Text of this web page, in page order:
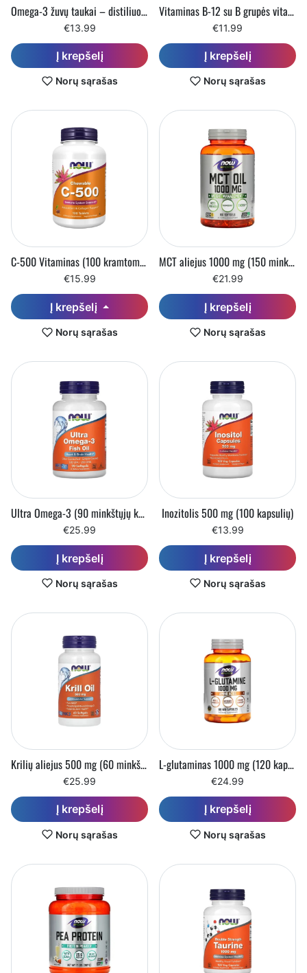
Omega-3 žuvų taukai – distiliuoti molekuliniu būdu (100 minkštųjų kapsulių)
€13.99
Į krepšelį
Norų sąrašas
Vitaminas B-12 su B grupės vitaminų kompleksu (59 ml)
€11.99
Į krepšelį
Norų sąrašas
C-500 Vitaminas (100 kramtomųjų tablečių)
€15.99
Į krepšelį
Norų sąrašas
MCT aliejus 1000 mg (150 minkštųjų kapsulių)
€21.99
Į krepšelį
Norų sąrašas
Ultra Omega-3 (90 minkštųjų kapsulių)
€25.99
Į krepšelį
Norų sąrašas
Inozitolis 500 mg (100 kapsulių)
€13.99
Į krepšelį
Norų sąrašas
Krilių aliejus 500 mg (60 minkštųjų kapsulių)
€25.99
Į krepšelį
Norų sąrašas
L-glutaminas 1000 mg (120 kapsulių)
€24.99
Į krepšelį
Norų sąrašas